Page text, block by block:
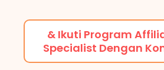
& Ikuti Program
Specialist Dengan